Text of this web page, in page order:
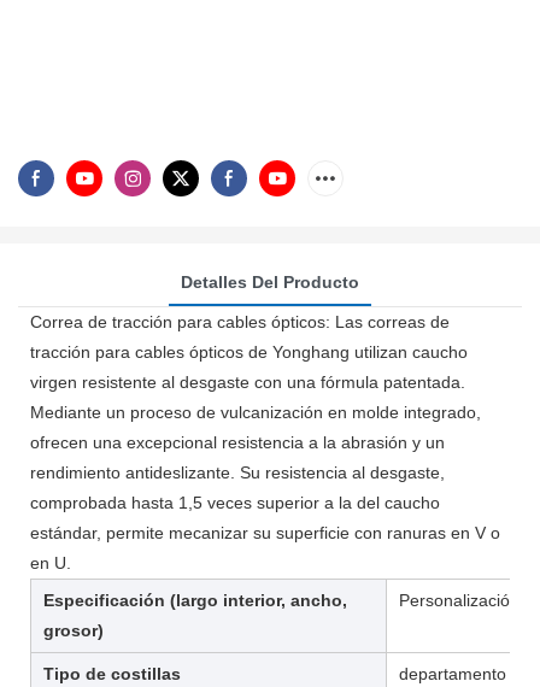
Detalles Del Producto
Correa de tracción para cables ópticos: Las correas de
tracción para cables ópticos de Yonghang utilizan caucho
virgen resistente al desgaste con una fórmula patentada.
Mediante un proceso de vulcanización en molde integrado,
ofrecen una excepcional resistencia a la abrasión y un
rendimiento antideslizante. Su resistencia al desgaste,
comprobada hasta 1,5 veces superior a la del caucho
estándar, permite mecanizar su superficie con ranuras en V o
en U.
Especificación (largo interior, ancho,
grosor)
Personalización
Tipo de costillas departamento